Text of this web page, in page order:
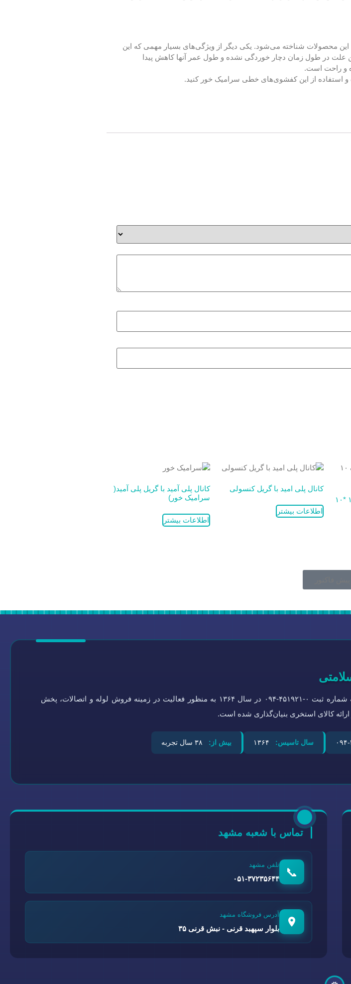
محصولات شناخته می‌شود. یکی دیگر از ویژگی‌های بسیار مهمی که این
علت در طول زمان دچار خوردگی نشده و طول عمر آنها کاهش پیدا
و استفاده از این کفشوی‌های خطی سرامیک خور کنید.
کف شوی نقطه ای مشبک ۱۰ *۱۰
کانال پلی امید با گریل کنسولی
اطلاعات بیشتر
کانال پلی آمید با گریل پلی آمید(
سرامیک خور)
اطلاعات بیشتر
گروه تاسیسات سلامتی به شماره ثبت ۰-۴۵۱۹۲۱-۰۹۴ در سال ۱۳۶۴ به منظور فعالیت در زمینه فروش لوله و اتصالات، پخش
کالای استخری بنیان‌گذاری شده است.
سال تاسیس: بیش از:
تماس با شعبه مشهد
📞
تلفن مشهد
۰۵۱-۳۷۲۳۵۶۴۴
آدرس فروشگاه مشهد
بلوار سپهبد قرنی - نبش قرنی ۳۵